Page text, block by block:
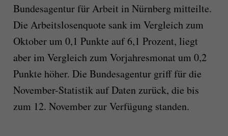
Bundesagentur für Arbeit in Nürnberg mitteilte.
Die Arbeitslosenquote sank im Vergleich zum
Oktober um 0,1 Punkte auf 6,1 Prozent, liegt
aber im Vergleich zum Vorjahresmonat um 0,2
Punkte höher. Die Bundesagentur griff für die
November-Statistik auf Daten zurück, die bis
zum 12. November zur Verfügung standen.